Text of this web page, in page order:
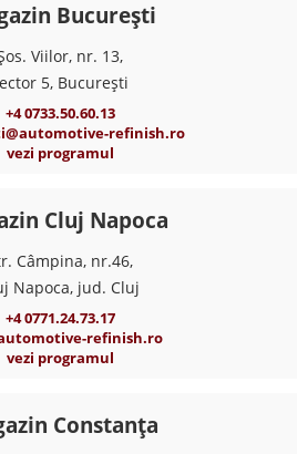
București
Viilor, nr. 13,
5, București
+4 0733.50.60.13
refinish.ro
vezi programul
Cluj Napoca
Câmpina, nr.46,
Napoca, jud. Cluj
+4 0771.24.73.17
refinish.ro
vezi programul
Constanța